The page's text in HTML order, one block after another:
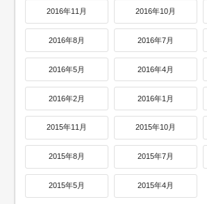
2016年11月 2016年10月
2016年8月 2016年7月
2016年5月 2016年4月
2016年2月 2016年1月
2015年11月 2015年10月
2015年8月 2015年7月
2015年5月 2015年4月